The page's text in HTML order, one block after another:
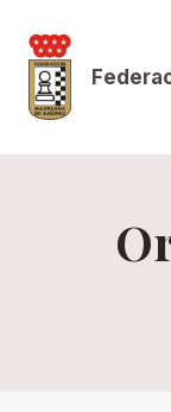
contenido